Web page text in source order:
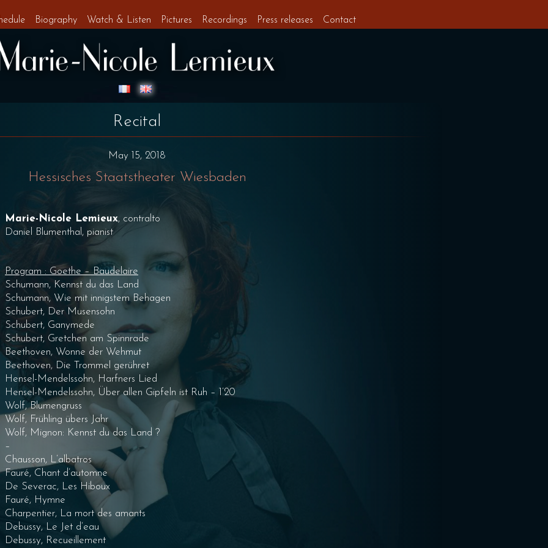
Recital
May 15, 2018
Hessisches Staatstheater Wiesbaden
Marie-Nicole Lemieux, contralto
Daniel Blumenthal, pianist
Program : Goethe – Baudelaire
Schumann, Kennst du das Land
Schumann, Wie mit innigstem Behagen
Schubert, Der Musensohn
Schubert, Ganymede
Schubert, Gretchen am Spinnrade
Beethoven, Wonne der Wehmut
Beethoven, Die Trommel gerühret
Hensel-Mendelssohn, Harfners Lied
Hensel-Mendelssohn, Über allen Gipfeln ist Ruh – 1’20
Wolf, Blumengruss
Wolf, Frühling übers Jahr
Wolf, Mignon: Kennst du das Land ?
–
Chausson, L’albatros
Fauré, Chant d’automne
De Severac, Les Hiboux
Fauré, Hymne
Charpentier, La mort des amants
Debussy, Le Jet d’eau
Debussy, Recueillement
Biography Watch & Listen Pictures Recordings Press releases Contact